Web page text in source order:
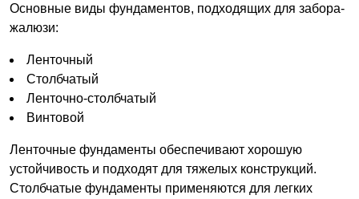
Основные виды фундаментов, подходящих для забора-
жалюзи:
Ленточный
Столбчатый
Ленточно-столбчатый
Винтовой
Ленточные фундаменты обеспечивают хорошую
устойчивость и подходят для тяжелых конструкций.
Столбчатые фундаменты применяются для легких